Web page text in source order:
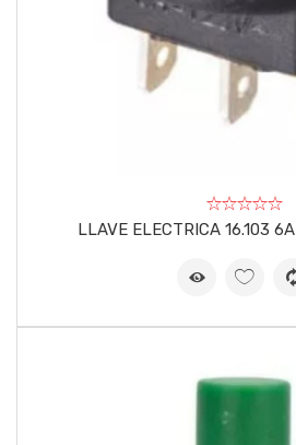
LLAVE ELECTRICA 16.103